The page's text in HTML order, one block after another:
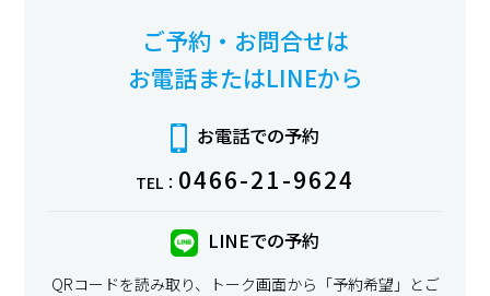
ご予約・お問合せは
お電話またはLINEから
お電話での予約
TEL： 0466-21-9624
LINEでの予約
QRコードを読み取り、トーク画面から「予約希望」とご